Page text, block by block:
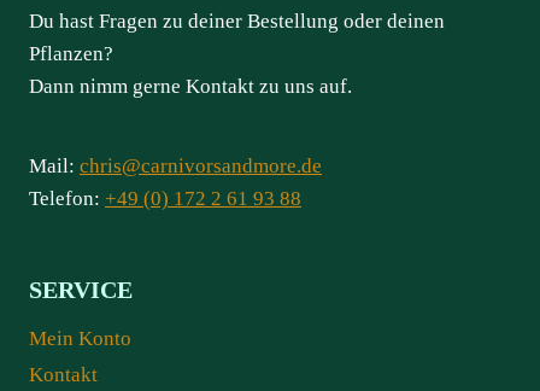
Du hast Fragen zu deiner Bestellung oder deinen
Pflanzen?
Dann nimm gerne Kontakt zu uns auf.
Mail: chris@carnivorsandmore.de
Telefon: +49 (0) 172 2 61 93 88
SERVICE
Mein Konto
Kontakt